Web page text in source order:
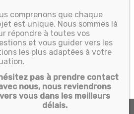
aussi contribuer à la protection
la lutte contre le changement
d’un avenir durable pour
d’agir, et « Économisons l’eau »
ralliement pour une planète
comprenons que chaque
est unique. Nous sommes là
répondre à toutes vos
et vous guider vers les
les plus adaptées à votre
pas à prendre contact
nous, nous reviendrons
vers vous dans les meilleurs
délais.